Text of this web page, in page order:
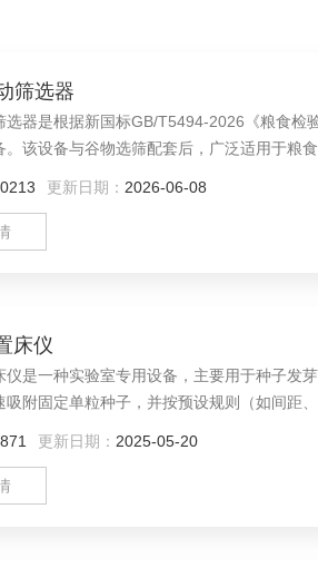
筛选器
选器是根据新国标GB/T5494-2026《粮食检
。该设备与谷物选筛配套后，广泛适用于粮
更新日期： 2026-06-08
床仪
仪是一种实验室专用设备，主要用于种子发
吸附固定单粒种子，并按预设规则（如间距
更新日期： 2025-05-20